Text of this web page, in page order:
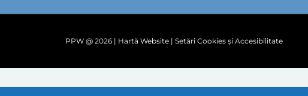
PPW @ 2026 | Hartă Website| Setări Cookies și Accesibilitate